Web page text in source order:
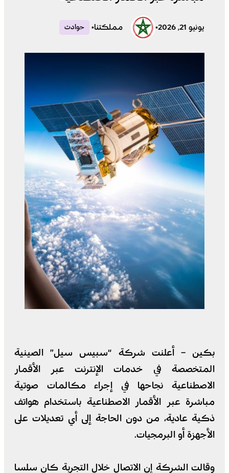
يونيو 21, 2026 • مملكتنا• حوادث
بكين – أعلنت شركة “سبيس سيل” الصينية
المتخصصة في خدمات الإنترنت عبر الأقمار
الاصطناعية نجاحها في إجراء مكالمات صوتية
مباشرة عبر الأقمار الاصطناعية باستخدام هواتف
ذكية عادية، من دون الحاجة إلى أي تعديلات على
الأجهزة أو البرمجيات.
وقالت الشركة إن الاتصال خلال التجربة كان سلسا